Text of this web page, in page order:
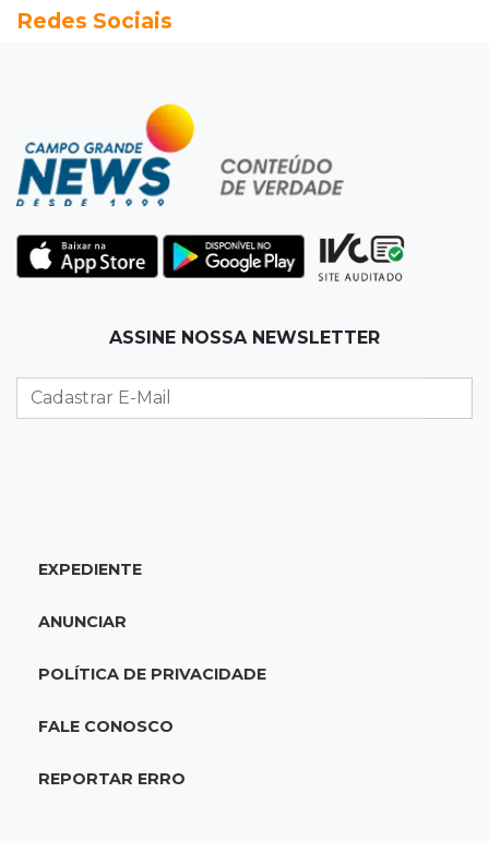
Federação oficializa Delcídio e disputa ao
Cidade Jardim
Empresária perde quase R$ 30 mil em golpe
da falsa oferta de empréstimo
Anvisa sobe alerta sobre testosterona sem
indicação como risco ao coração
Comércio exterior
alta das exportações
10:09Corumbá
comunidade volta a ficar isolada no Pantanal
09:53 Transborda
Espetáculo quer surpreender o público na Rua
Redes Sociais
ASSINE NOSSA NEWSLETTER
EXPEDIENTE
ANUNCIAR
POLÍTICA DE PRIVACIDADE
FALE CONOSCO
REPORTAR ERRO